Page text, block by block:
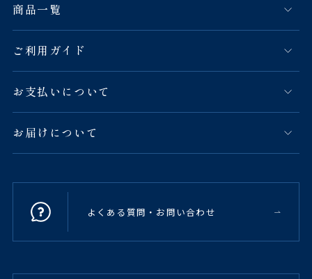
商品一覧
ご利用ガイド
お支払いについて
お届けについて
よくある質問・お問い合わせ